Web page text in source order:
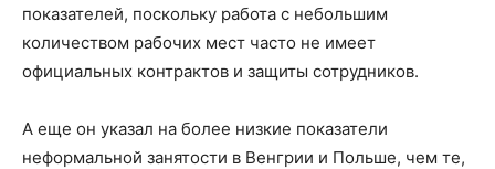
показателей, поскольку работа с небольшим
количеством рабочих мест часто не имеет
официальных контрактов и защиты сотрудников.
А еще он указал на более низкие показатели
неформальной занятости в Венгрии и Польше, чем те,